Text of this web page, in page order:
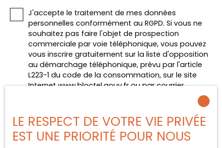
J'accepte le traitement de mes données
personnelles conformément au RGPD. Si vous ne
souhaitez pas faire l'objet de prospection
commerciale par voie téléphonique, vous pouvez
vous inscrire gratuitement sur la liste d'opposition
au démarchage téléphonique, prévu par l'article
L223-1 du code de la consommation, sur le site
Internet www.bloctel.gouv.fr ou par courrier
Société Worldline, Service Bloctel, CS 61311, 41013
BLOIS CEDEX.
LE RESPECT DE VOTRE VIE PRIVÉE
EST UNE PRIORITÉ POUR NOUS